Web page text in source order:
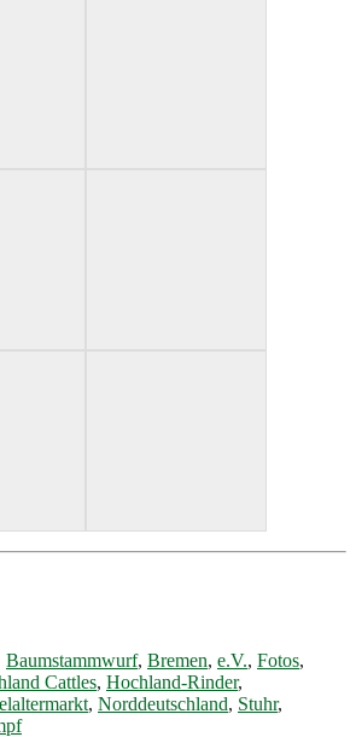
Baumstammwurf, Bremen, e.V., Fotos,
Cattles, Hochland-Rinder,
, Norddeutschland, Stuhr,